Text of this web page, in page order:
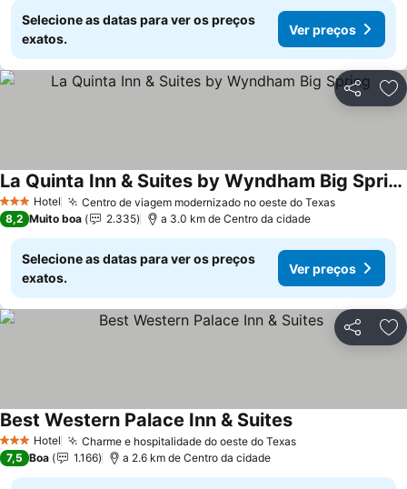
Selecione as datas para ver os preços
exatos.
Ver preços
Partilhar
3 EstrelasHotel Centro de viagem modernizado no oeste do TexasVer
La Quinta Inn & Suites by Wyndham Big Spring
Ver preços
8,2 Muito boa 2.335 a 3.0 km de Centro da cidade
Selecione as datas para ver os preços
exatos.
Ver preços
Partilhar
3 EstrelasHotel Charme e hospitalidade do oeste do TexasVer preços
Best Western Palace Inn & SuitesVer preços
7,5 Boa 1.166 a 2.6 km de Centro da cidade